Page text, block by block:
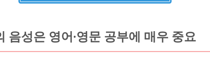
음성은 영어·영문 공부에 매우 중요